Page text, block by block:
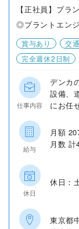
【正社員】プラ
◎プラントエン
賞与あり 交
完全週休2日制
仕事内容
デンカ
設備、
にお任
給与
月額
月数
休日
休日：
東京都